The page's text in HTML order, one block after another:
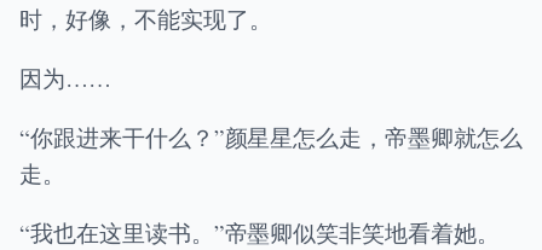
时，好像，不能实现了。
因为……
“你跟进来干什么？”颜星星怎么走，帝墨卿就怎么
走。
“我也在这里读书。”帝墨卿似笑非笑地看着她。